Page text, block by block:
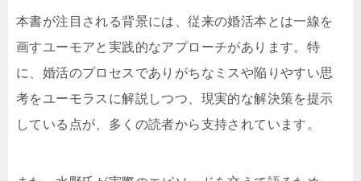
本書が注目される背景には、従来の婚活本とは一線を
画すユーモアと実践的なアプローチがあります。特
に、婚活のプロセスでありがちなミスや陥りやすい思
考をユーモラスに解説しつつ、現実的な解決策を提示
している点が、多くの読者から支持されています。